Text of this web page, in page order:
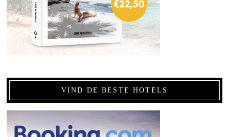
VIND DE BESTE HOTELS